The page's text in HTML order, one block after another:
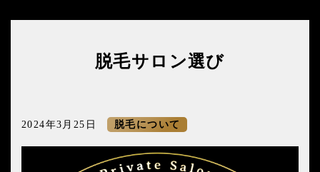
脱毛サロン選び
2024年3月25日 脱毛について